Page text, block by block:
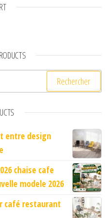
entre design
chaise cafe
modele 2026
café restaurant